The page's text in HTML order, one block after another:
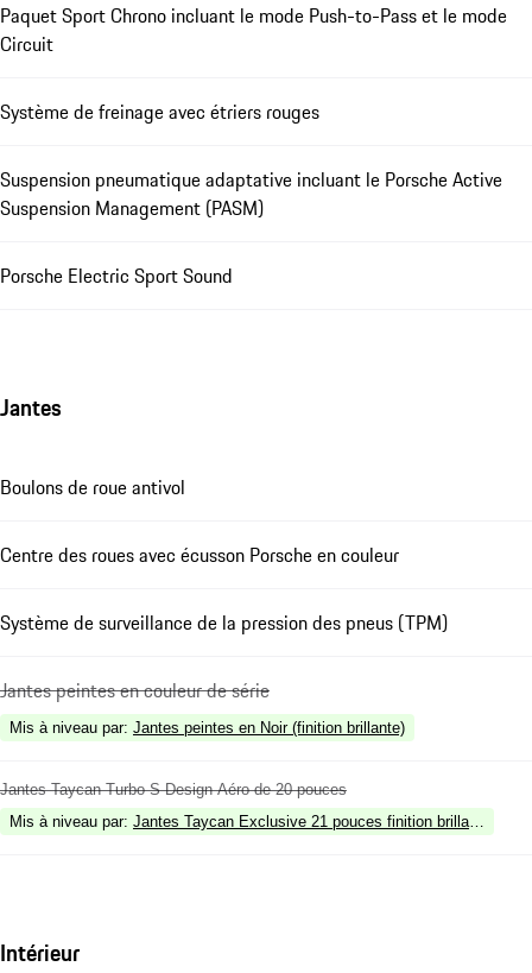
Paquet Sport Chrono incluant le mode Push-to-Pass et le mode
Circuit
Système de freinage avec étriers rouges
Suspension pneumatique adaptative incluant le Porsche Active
Suspension Management (PASM)
Porsche Electric Sport Sound
Jantes
Boulons de roue antivol
Centre des roues avec écusson Porsche en couleur
Système de surveillance de la pression des pneus (TPM)
Jantes peintes en couleur de série
Mis à niveau par: Jantes peintes en Noir (finition brillante)
Jantes Taycan Turbo S Design Aéro de 20 pouces
Mis à niveau par: Jantes Taycan Exclusive 21 pouces finition brillante
Intérieur